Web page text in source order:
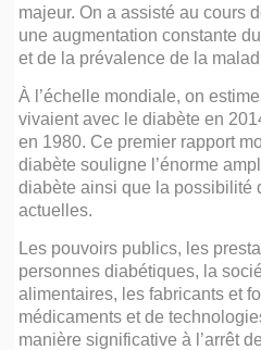
majeur. On a assisté au cours
une augmentation constante
et de la prévalence de la
À l’échelle mondiale, on
vivaient avec le diabète en
en 1980. Ce premier rapport
diabète souligne l’énorme
diabète ainsi que la possibilité
actuelles.
Les pouvoirs publics, les
personnes diabétiques, la
alimentaires, les fabricants et
médicaments et de
manière significative à l’arrêt